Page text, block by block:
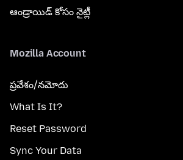
ఆండ్రాయిడ్ కోసం నైట్లీ
Mozilla Account
ప్రవేశం/నమోదు
What Is It?
Reset Password
Sync Your Data